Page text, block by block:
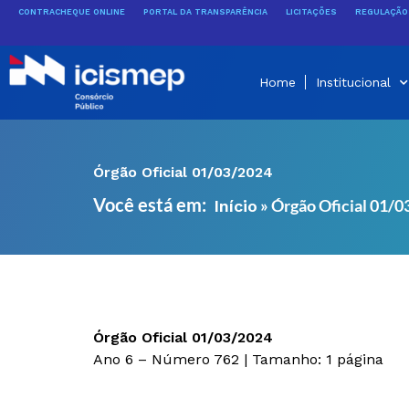
conteúdo
CONTRACHEQUE ONLINE PORTAL DA TRANSPARÊNCIA LICITAÇÕES
Home Institucional
Órgão Oficial 01/03/2024
Você está em: Início »Órgão Oficial 01/
Órgão Oficial 01/03/2024
Ano 6 – Número 762 | Tamanho: 1 página